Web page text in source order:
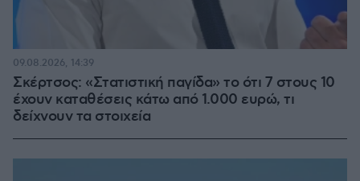
Σκέρτσος: «Στατιστική παγίδα» το ότι 7 στους 10
έχουν καταθέσεις κάτω από 1.000 ευρώ, τι
δείχνουν τα στοιχεία
09.08.2026, 14:39